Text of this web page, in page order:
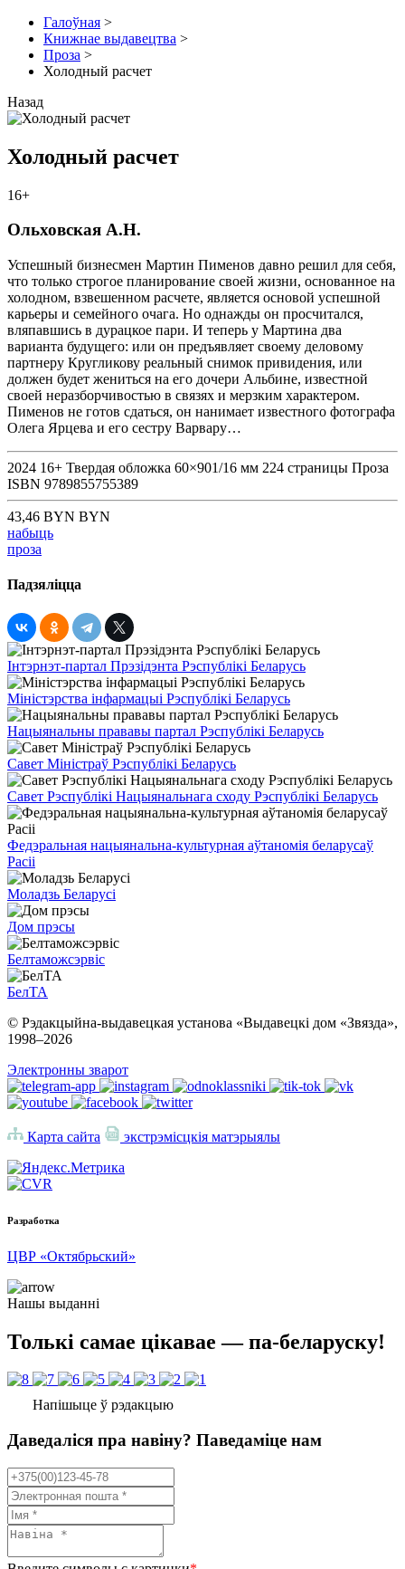
Галоўная >
Книжнае выдавецтва >
Проза >
Холодный расчет
Назад
Холодный расчет
16+
Ольховская А.Н.
Успешный бизнесмен Мартин Пименов давно решил для себя,
что только строгое планирование своей жизни, основанное на
холодном, взвешенном расчете, является основой успешной
карьеры и семейного очага. Но однажды он просчитался,
вляпавшись в дурацкое пари. И теперь у Мартина два
варианта будущего: или он предъявляет своему деловому
партнеру Кругликову реальный снимок привидения, или
должен будет жениться на его дочери Альбине, известной
своей неразборчивостью в связях и мерзким характером.
Пименов не готов сдаться, он нанимает известного фотографа
Олега Ярцева и его сестру Варвару…
2024 16+ Твердая обложка 60×901/16 мм 224 страницы Проза
ISBN 9789855755389
43,46 BYN BYN
набыць
проза
Падзяліцца
Інтэрнэт-партал Прэзідэнта Рэспублікі Беларусь
Міністэрства інфармацыі Рэспублікі Беларусь
Нацыянальны прававы партал Рэспублікі Беларусь
Савет Міністраў Рэспублікі Беларусь
Савет Рэспублікі Нацыянальнага сходу Рэспублікі Беларусь
Федэральная нацыянальна-культурная аўтаномія беларусаў
Расіі
Моладзь Беларусі
Дом прэсы
Белтаможсэрвіс
БелТА
© Рэдакцыйна-выдавецкая установа «Выдавецкі дом «Звязда»,
1998–2026
Электронны зварот
Карта сайта экстрэмісцкія матэрыялы
Разработка
ЦВР «Октябрьский»
Нашы выданні
Толькі самае цікавае — па-беларуску!
Напішыце ў рэдакцыю
Даведаліся пра навіну? Паведаміце нам